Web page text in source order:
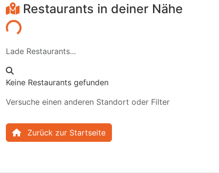
Restaurants in deiner Nähe
Lade Restaurants...
Keine Restaurants gefunden
Versuche einen anderen Standort oder Filter
Zurück zur Startseite